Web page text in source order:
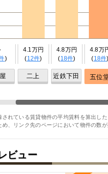
)
4.1万円
(12件)
二上
4.8万円
(18件)
近鉄下田
4.8万
(18件)
五位
れている賃貸物件の平均賃料を算出し
、リンク先のページにおいて物件の数
ビュー